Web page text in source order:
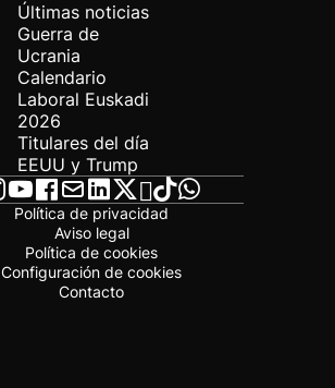
Últimas noticias
Guerra de
Ucrania
Calendario
Laboral Euskadi
2026
Titulares del día
EEUU y Trump
Política de privacidad
Aviso legal
Política de cookies
Configuración de cookies
Contacto